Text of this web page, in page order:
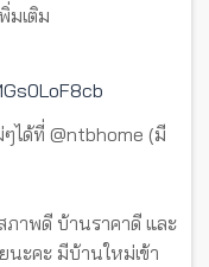
มเติม
ได้ที่ @ntbhome (มี
าพดี บ้านราคาดี และ
นะคะ มีบ้านใหม่เข้า